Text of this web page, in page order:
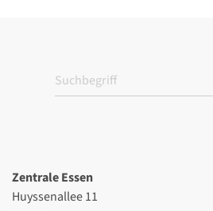
Zentrale Essen
Huyssenallee 11